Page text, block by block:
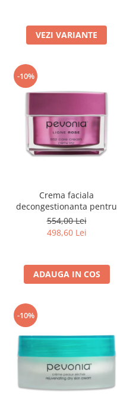
VEZI VARIANTE
-10%
Crema faciala
decongestionanta pentru
tenul cuperozic, RS2 Care
Cream - 50ml
554,00 Lei
498,60 Lei
ADAUGA IN COS
-10%